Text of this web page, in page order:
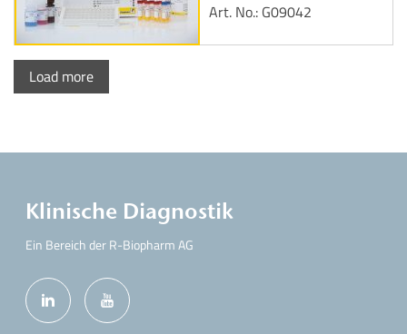
Art. No.: G09042
Load more
Klinische Diagnostik
Ein Bereich der R-Biopharm AG